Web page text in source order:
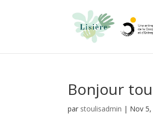
Bonjour
par stoulisadmin | Nov 5,